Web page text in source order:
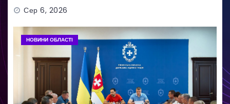
Сер 6, 2026
НОВИНИ ОБЛАСТІ